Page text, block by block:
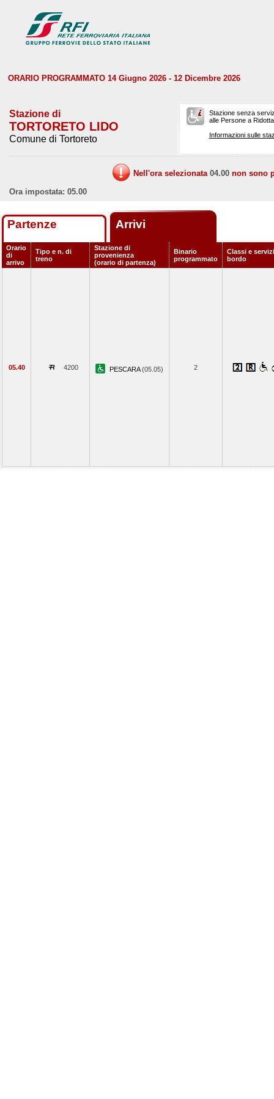
ORARIO PROGRAMMATO 14 Giugno 2026 - 12 Dicembre 2026
Stazione di
TORTORETO LIDO
Comune di Tortoreto
Stazione senza
alle Persone a
Informazioni sulle
Nell'ora selezionata 04.00 non sono
Ora impostata: 05.00
Partenze Arrivi
Orario
di
arrivo
Tipo e n. di
treno
Stazione di
provenienza
(orario di partenza)
Binario
programmato
Classi e
bordo
05.40 4200 PESCARA(05.05) 2